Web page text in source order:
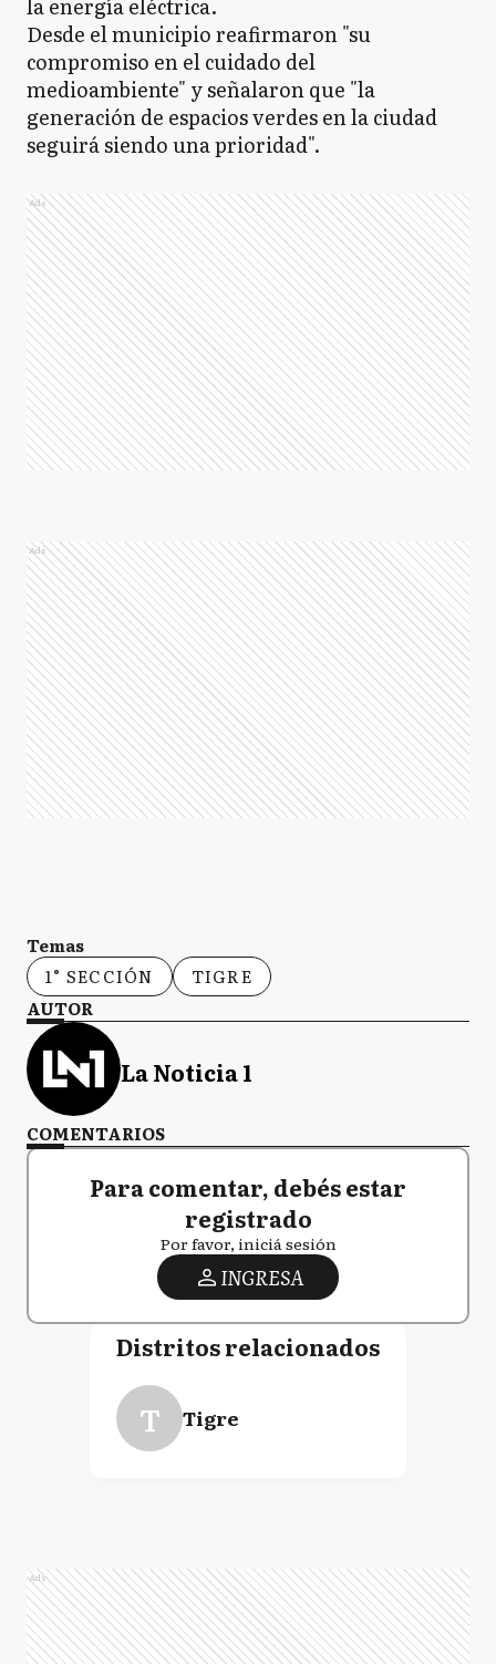
la energía eléctrica.
Desde el municipio reafirmaron "su
compromiso en el cuidado del
medioambiente" y señalaron que "la
generación de espacios verdes en la ciudad
seguirá siendo una prioridad".
Ads
Ads
Temas
1° SECCIÓN
TIGRE
AUTOR
La Noticia 1
COMENTARIOS
Para comentar, debés estar
registrado
Por favor, iniciá sesión
INGRESA
Distritos relacionados
T Tigre
Ads